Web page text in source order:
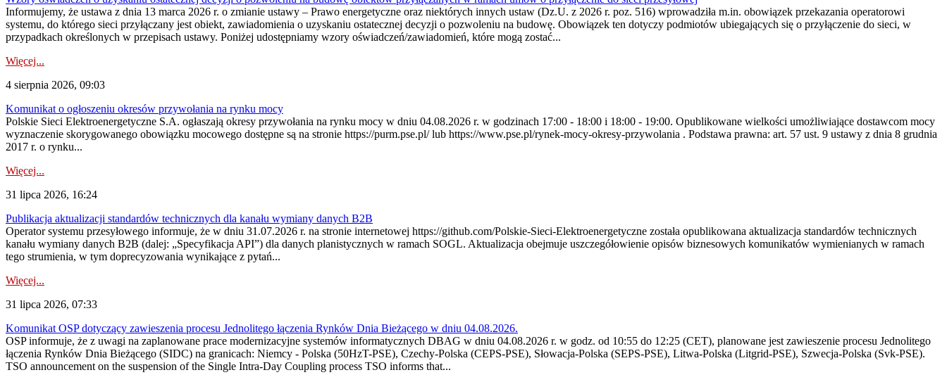
Informujemy, że ustawa z dnia 13 marca 2026 r. o zmianie ustawy – Prawo energetyczne oraz niektórych innych ustaw (Dz.U. z 2026 r. poz. 516) wprowadziła m.in. obowiązek przekazania operatorowi
systemu, do którego sieci przyłączany jest obiekt, zawiadomienia o uzyskaniu ostatecznej decyzji o pozwoleniu na budowę. Obowiązek ten dotyczy podmiotów ubiegających się o przyłączenie do sieci, w
przypadkach określonych w przepisach ustawy. Poniżej udostępniamy wzory oświadczeń/zawiadomień, które mogą zostać...
Więcej...
4 sierpnia 2026, 09:03
Komunikat o ogłoszeniu okresów przywołania na rynku mocy
Polskie Sieci Elektroenergetyczne S.A. ogłaszają okresy przywołania na rynku mocy w dniu 04.08.2026 r. w godzinach 17:00 - 18:00 i 18:00 - 19:00. Opublikowane wielkości umożliwiające dostawcom mocy
wyznaczenie skorygowanego obowiązku mocowego dostępne są na stronie https://purm.pse.pl/ lub https://www.pse.pl/rynek-mocy-okresy-przywolania . Podstawa prawna: art. 57 ust. 9 ustawy z dnia 8 grudnia
2017 r. o rynku...
Więcej...
31 lipca 2026, 16:24
Publikacja aktualizacji standardów technicznych dla kanału wymiany danych B2B
Operator systemu przesyłowego informuje, że w dniu 31.07.2026 r. na stronie internetowej https://github.com/Polskie-Sieci-Elektroenergetyczne została opublikowana aktualizacja standardów technicznych
kanału wymiany danych B2B (dalej: „Specyfikacja API”) dla danych planistycznych w ramach SOGL. Aktualizacja obejmuje uszczegółowienie opisów biznesowych komunikatów wymienianych w ramach
tego strumienia, w tym doprecyzowania wynikające z pytań...
Więcej...
31 lipca 2026, 07:33
Komunikat OSP dotyczący zawieszenia procesu Jednolitego łączenia Rynków Dnia Bieżącego w dniu 04.08.2026.
OSP informuje, że z uwagi na zaplanowane prace modernizacyjne systemów informatycznych DBAG w dniu 04.08.2026 r. w godz. od 10:55 do 12:25 (CET), planowane jest zawieszenie procesu Jednolitego
łączenia Rynków Dnia Bieżącego (SIDC) na granicach: Niemcy - Polska (50HzT-PSE), Czechy-Polska (CEPS-PSE), Słowacja-Polska (SEPS-PSE), Litwa-Polska (Litgrid-PSE), Szwecja-Polska (Svk-PSE).
TSO announcement on the suspension of the Single Intra-Day Coupling process TSO informs that...